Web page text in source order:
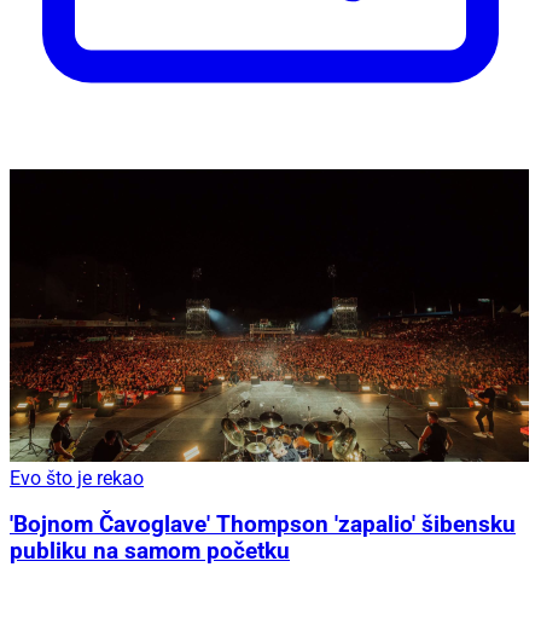
Evo što je rekao
'Bojnom Čavoglave' Thompson 'zapalio' šibensku
publiku na samom početku